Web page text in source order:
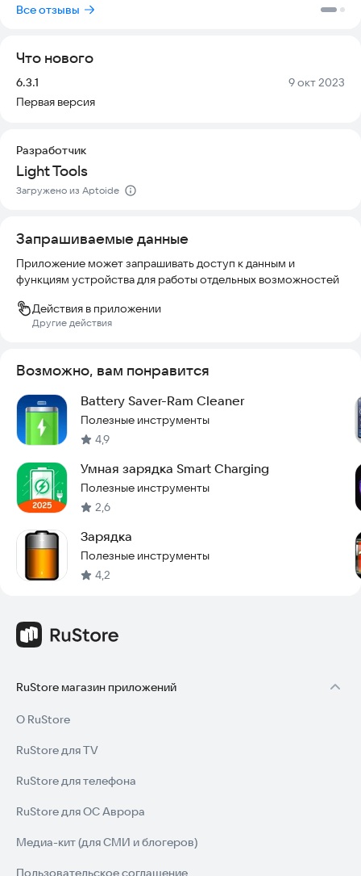
- **Оценка времени автономной работы**
Приложение отслеживает уровень заряда и предсказывает,
помогает планировать использование телефона.
Благодаря оптимизированному алгоритму Fast Charger
увеличивает скорость зарядки, уменьшая время,
необходимое для полной зарядки аккумулятора.
Charger — отличное решение. Он прост в использовании, не
требует сложных настроек и работает эффективно без
лишних усилий с вашей стороны. Установите приложение и
почувствуйте разницу в скорости зарядки уже сегодня.
зарядке!**
Все отзывы
Что нового
Версия:
6.3.1 Дата:
9 окт 2023
Первая версия
Разработчик
Light Tools
Загружено из Aptoide
Запрашиваемые данные
Приложение может запрашивать доступ к данным и
функциям устройства для работы отдельных возможностей
Действия в приложении
Другие действия
Возможно, вам понравится
Battery Saver-Ram Cleaner
Полезные инструменты
4,9
Умная зарядка Smart Charging
Полезные инструменты
2,6
Зарядка
Полезные инструменты
4,2
RuStore магазин приложений
О RuStore
RuStore для TV
RuStore для телефона
RuStore для ОС Аврора
Медиа-кит (для СМИ и блогеров)
Пользовательское соглашение